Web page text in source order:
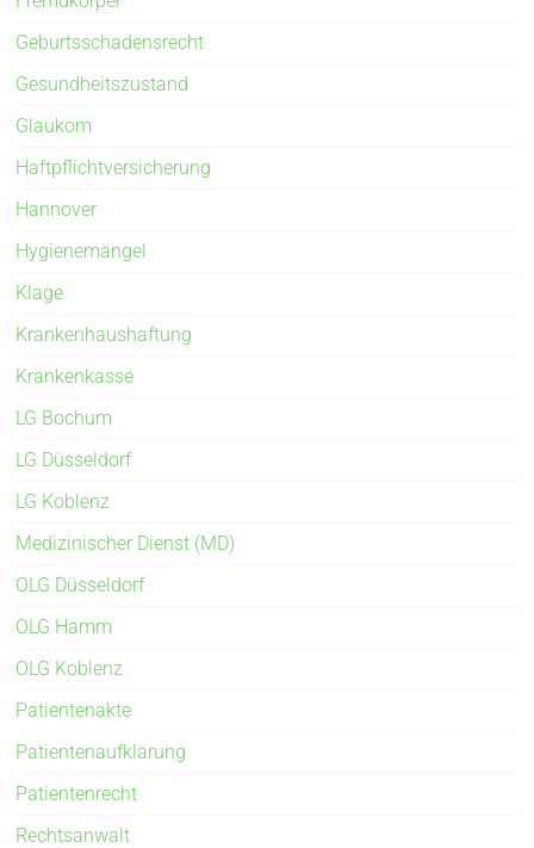
Geburtsschadensrecht
Gesundheitszustand
Glaukom
Haftpflichtversicherung
Hannover
Hygienemängel
Klage
Krankenhaushaftung
Krankenkasse
LG Bochum
LG Düsseldorf
LG Koblenz
Medizinischer Dienst (MD)
OLG Düsseldorf
OLG Hamm
OLG Koblenz
Patientenakte
Patientenaufklärung
Patientenrecht
Rechtsanwalt